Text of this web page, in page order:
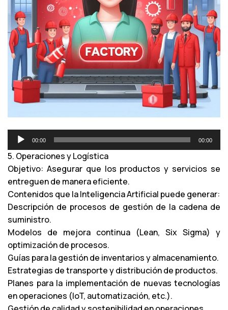
e
p
r
o
d
u
c
t
o
r
d
e
a
00:00 00:00
5. Operaciones y Logística
Objetivo: Asegurar que los productos y servicios se
entreguen de manera eficiente.
Contenidos que la Inteligencia Artificial puede generar:
Descripción de procesos de gestión de la cadena de
suministro.
Modelos de mejora continua (Lean, Six Sigma) y
optimización de procesos.
Guías para la gestión de inventarios y almacenamiento.
Estrategias de transporte y distribución de productos.
Planes para la implementación de nuevas tecnologías
en operaciones (IoT, automatización, etc.).